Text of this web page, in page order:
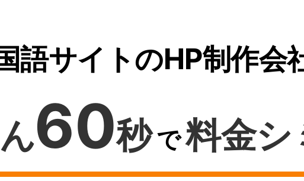
語サイトのHP制作会
60秒で料金シ